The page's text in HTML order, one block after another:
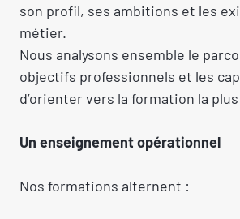
son profil, ses ambitions et les
métier.
Nous analysons ensemble le
objectifs professionnels et les
d’orienter vers la formation la
Un enseignement opérationnel
Nos formations alternent :